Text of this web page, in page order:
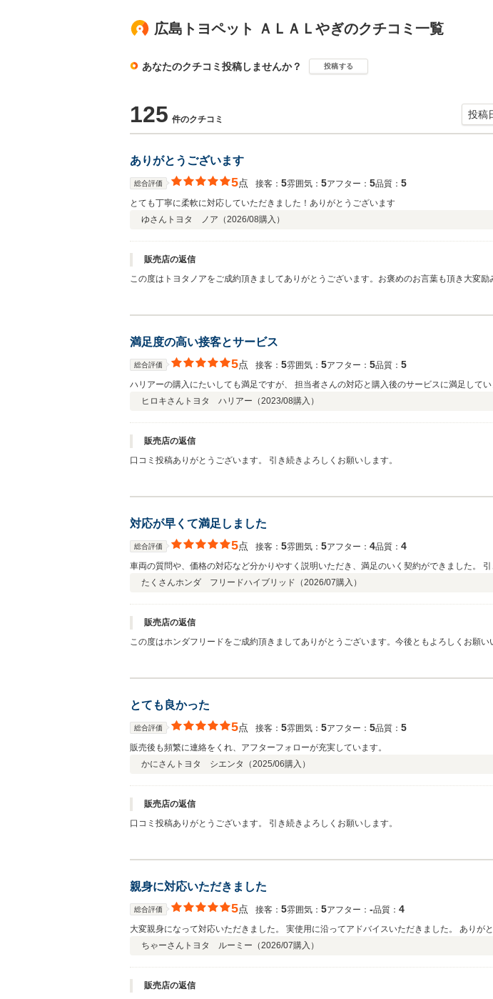
広島トヨペット ＡＬＡＬやぎのクチコミ一覧
あなたのクチコミ投稿しませんか？ 投稿する
125 件のクチコミ
ありがとうございます
総合評価 5点 接客： 5雰囲気： 5アフター： 5品質： 5
とても丁寧に柔軟に対応していただきました！ありがとうございます
ゆさん トヨタ ノア（2026/08購入）
販売店の返信
この度はトヨタノアをご成約頂きましてありがとうございます。お褒めのお言葉も頂き大変励
満足度の高い接客とサービス
総合評価 5点 接客： 5雰囲気： 5アフター： 5品質： 5
ハリアーの購入にたいしても満足ですが、 担当者さんの対応と購入後のサービスに満足して
ヒロキさん トヨタ ハリアー（2023/08購入）
販売店の返信
口コミ投稿ありがとうございます。 引き続きよろしくお願いします。
対応が早くて満足しました
総合評価 5点 接客： 5雰囲気： 5アフター： 4品質： 4
車両の質問や、価格の対応など分かりやすく説明いただき、満足のいく契約ができました。 引
たくさんホンダ フリードハイブリッド（2026/07購入）
販売店の返信
この度はホンダフリードをご成約頂きましてありがとうございます。今後ともよろしくお願い
とても良かった
総合評価 5点 接客： 5雰囲気： 5アフター： 5品質： 5
販売後も頻繁に連絡をくれ、アフターフォローが充実しています。
かにさん トヨタ シエンタ（2025/06購入）
販売店の返信
口コミ投稿ありがとうございます。 引き続きよろしくお願いします。
親身に対応いただきました
総合評価 5点 接客： 5雰囲気： 5アフター： ‐品質： 4
大変親身になって対応いただきました。 実使用に沿ってアドバイスいただきました。 ありがと
ちゃーさん トヨタ ルーミー（2026/07購入）
販売店の返信